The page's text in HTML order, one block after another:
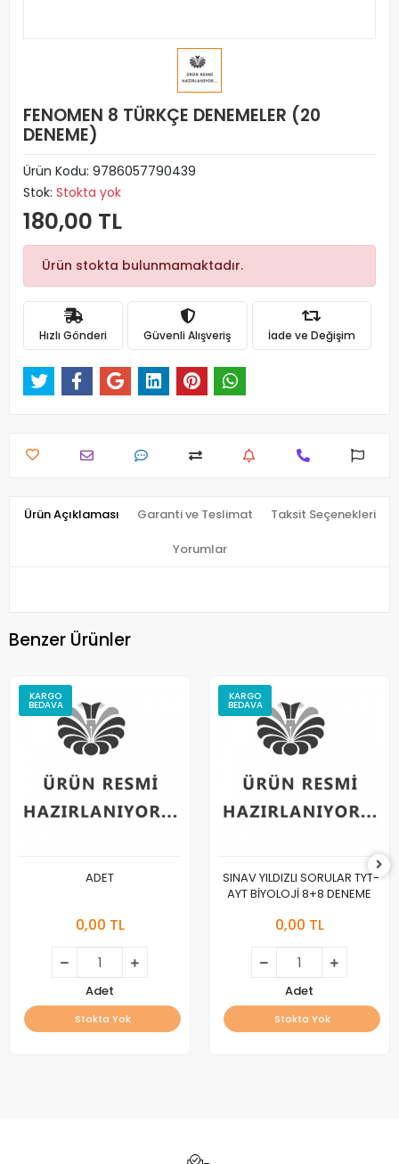
FENOMEN 8 TÜRKÇE DENEMELER (20
DENEME)
Ürün Kodu: 9786057790439
Stok: Stokta yok
180,00 TL
Ürün stokta bulunmamaktadır.
Hızlı Gönderi Güvenli Alışveriş İade ve Değişim
Ürün Açıklaması Garanti ve Teslimat Taksit Seçenekleri
Yorumlar
Benzer Ürünler
KARGO
BEDAVA
ADET
0,00 TL
Adet
Stokta Yok
KARGO
BEDAVA
SINAV YILDIZLI SORULAR TYT-
AYT BİYOLOJİ 8+8 DENEME
0,00 TL
Adet
Stokta Yok